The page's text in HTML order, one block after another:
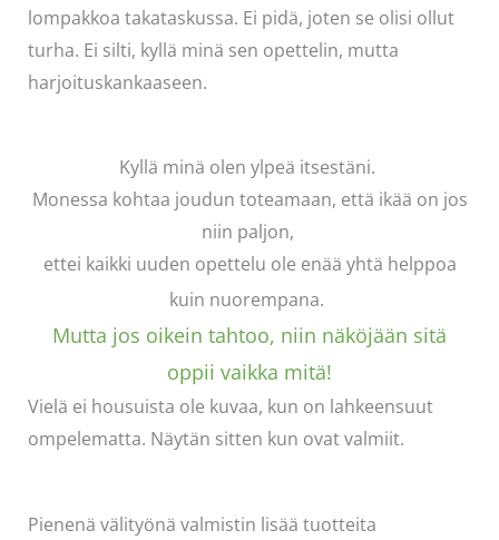
lompakkoa takataskussa. Ei pidä, joten se olisi ollut
turha. Ei silti, kyllä minä sen opettelin, mutta
harjoituskankaaseen.
Kyllä minä olen ylpeä itsestäni.
Monessa kohtaa joudun toteamaan, että ikää on jos
niin paljon,
ettei kaikki uuden opettelu ole enää yhtä helppoa
kuin nuorempana.
Mutta jos oikein tahtoo, niin näköjään sitä
oppii vaikka mitä!
Vielä ei housuista ole kuvaa, kun on lahkeensuut
ompelematta. Näytän sitten kun ovat valmiit.
Pienenä välityönä valmistin lisää tuotteita